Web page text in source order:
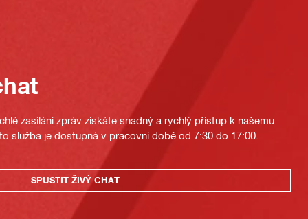
zasílání zpráv získáte snadný a rychlý přístup k našemu
služba je dostupná v pracovní době od 7:30 do 17:00.
SPUSTIT ŽIVÝ CHAT